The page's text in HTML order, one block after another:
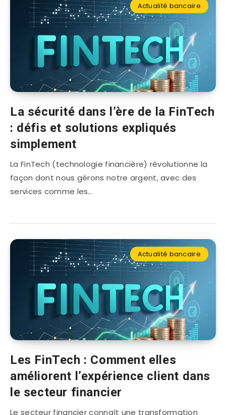
Actualité bancaire
La sécurité dans l’ère de la FinTech
: défis et solutions expliqués
simplement
La FinTech (technologie financière) révolutionne la
façon dont nous gérons notre argent, avec des
services comme les…
Actualité bancaire
Les FinTech : Comment elles
améliorent l’expérience client dans
le secteur financier
Le secteur financier connaît une transformation